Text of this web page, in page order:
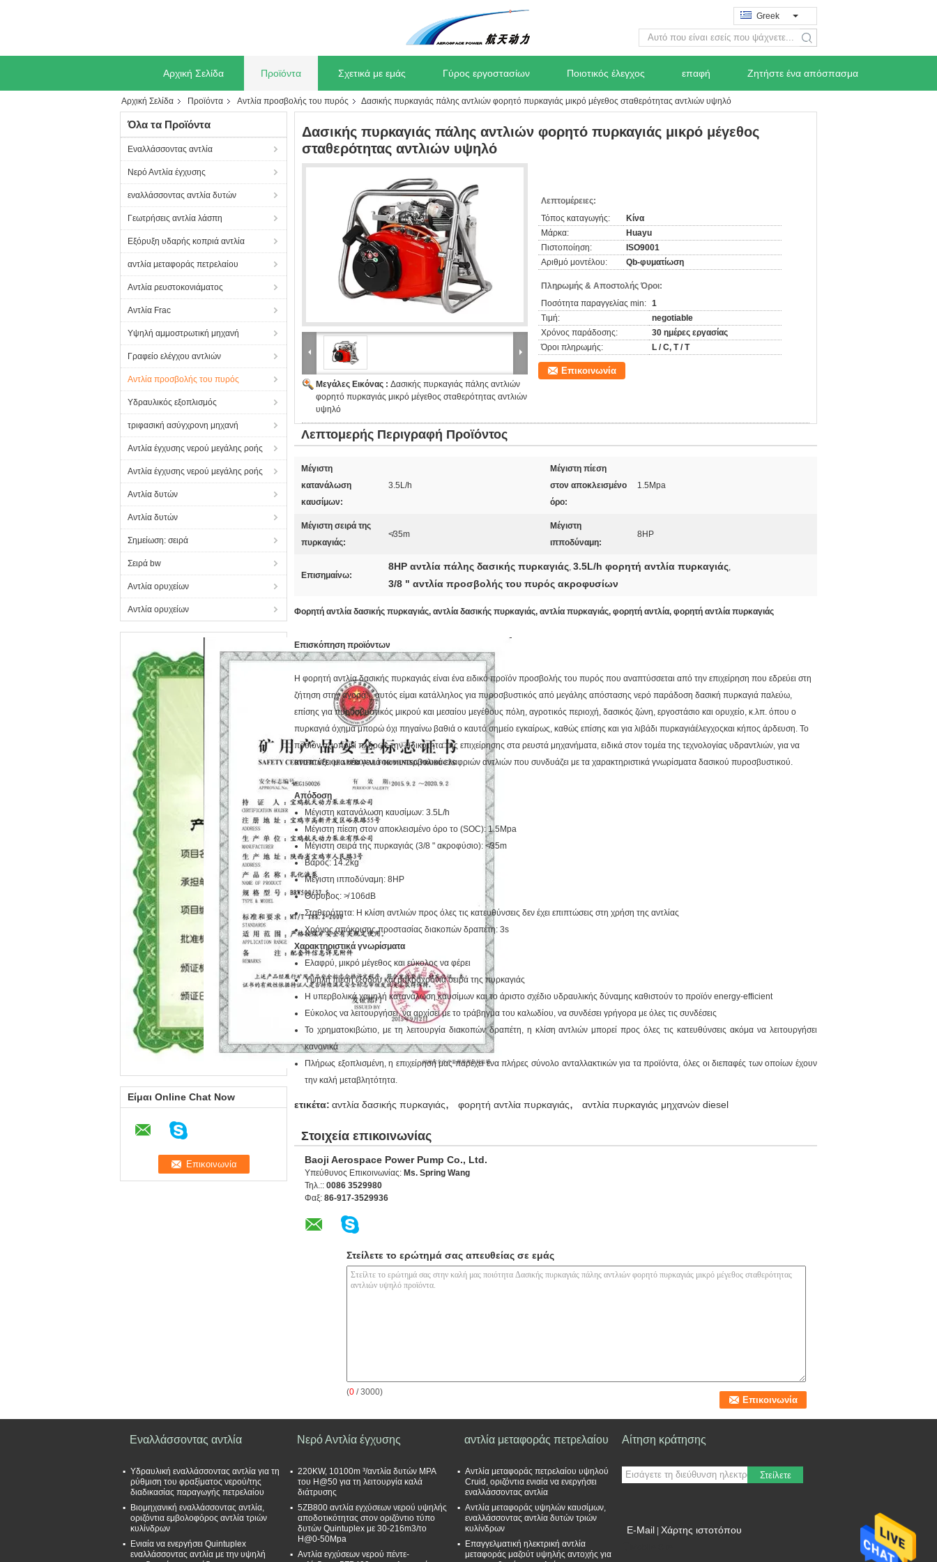
Greek
search
Αρχική Σελίδα Προϊόντα Σχετικά με εμάς Γύρος εργοστασίων Ποιοτικός έλεγχος επαφή Ζητήστε ένα απόσπασμα
Αρχική Σελίδα Προϊόντα Αντλία προσβολής του πυρός Δασικής πυρκαγιάς πάλης αντλιών φορητό πυρκαγιάς μικρό μέγεθος σταθερότητας αντλιών υψηλό
Όλα τα Προϊόντα
Εναλλάσσοντας αντλία
Νερό Αντλία έγχυσης
εναλλάσσοντας αντλία δυτών
Γεωτρήσεις αντλία λάσπη
Εξόρυξη υδαρής κοπριά αντλία
αντλία μεταφοράς πετρελαίου
Αντλία ρευστοκονιάματος
Αντλία Frac
Υψηλή αμμοστρωτική μηχανή
Γραφείο ελέγχου αντλιών
Αντλία προσβολής του πυρός
Υδραυλικός εξοπλισμός
τριφασική ασύγχρονη μηχανή
Αντλία έγχυσης νερού μεγάλης ροής
Αντλία έγχυσης νερού μεγάλης ροής
Αντλία δυτών
Αντλία δυτών
Σημείωση: σειρά
Σειρά bw
Αντλία ορυχείων
Αντλία ορυχείων
Είμαι Online Chat Now
Δασικής πυρκαγιάς πάλης αντλιών φορητό πυρκαγιάς μικρό μέγεθος
σταθερότητας αντλιών υψηλό
Μεγάλες Εικόνας : Δασικής πυρκαγιάς πάλης αντλιών
φορητό πυρκαγιάς μικρό μέγεθος σταθερότητας αντλιών
υψηλό
Λεπτομέρειες:
Τόπος καταγωγής:
Κίνα
Μάρκα:
Huayu
Πιστοποίηση:
ISO9001
Αριθμό μοντέλου:
Qb-φυματίωση
Πληρωμής & Αποστολής Όροι:
Ποσότητα παραγγελίας min: 1
Τιμή:
negotiable
Χρόνος παράδοσης:
30 ημέρες εργασίας
Όροι πληρωμής:
L / C, T / T
Επικοινωνία
Λεπτομερής Περιγραφή Προϊόντος
Μέγιστη
κατανάλωση
καυσίμων:
3.5L/h
Μέγιστη πίεση
στον αποκλεισμένο
όρο:
1.5Mpa
Μέγιστη σειρά της
πυρκαγιάς:
≮35m
Μέγιστη
ιπποδύναμη:
8HP
Επισημαίνω:
8HP αντλία πάλης δασικής πυρκαγιάς, 3.5L/h φορητή αντλία πυρκαγιάς,
3/8 " αντλία προσβολής του πυρός ακροφυσίων
Φορητή αντλία δασικής πυρκαγιάς, αντλία δασικής πυρκαγιάς, αντλία πυρκαγιάς, φορητή αντλία, φορητή αντλία πυρκαγιάς
Επισκόπηση προϊόντων
Η φορητή αντλία δασικής πυρκαγιάς είναι ένα ειδικό προϊόν προσβολής του πυρός που αναπτύσσεται από την επιχείρηση που εδρεύει στη
ζήτηση στην αγορά. _αυτός είμαι κατάλληλος για πυροσβυστικός από μεγάλης απόστασης νερό παράδοση δασική πυρκαγιά παλεύω,
επίσης για πυροσβυστικός μικρού και μεσαίου μεγέθους πόλη, αγροτικός περιοχή, δασικός ζώνη, εργοστάσιο και ορυχείο, κ.λπ. όπου ο
πυρκαγιά όχημα μπορώ όχι πηγαίνω βαθιά ο καυτό σημείο εγκαίρως, καθώς επίσης και για λιβάδι πυρκαγιάέλεγχοςκαι κήπος άρδευση. Το
προϊόν αξιοποιεί πλήρως την ειδικότητα της επιχείρησης στα ρευστά μηχανήματα, ειδικά στον τομέα της τεχνολογίας υδραντλιών, για να
αναπτύξει μια νέα γενιά των υπερβολικά ελαφριών αντλιών που συνδυάζει με τα χαρακτηριστικά γνωρίσματα δασικού πυροσβυστικού.
Απόδοση
Μέγιστη κατανάλωση καυσίμων: 3.5L/h
Μέγιστη πίεση στον αποκλεισμένο όρο το (SOC): 1.5Mpa
Μέγιστη σειρά της πυρκαγιάς (3/8 " ακροφύσιο): ≮35m
Βάρος: 14.2kg
Μέγιστη ιπποδύναμη: 8HP
Θόρυβος: ≯ 106dB
Σταθερότητα: Η κλίση αντλιών προς όλες τις κατευθύνσεις δεν έχει επιπτώσεις στη χρήση της αντλίας
Χρόνος απόκρισης προστασίας διακοπών δραπέτη: 3s
Χαρακτηριστικά γνωρίσματα
Ελαφρύ, μικρό μέγεθος και εύκολος να φέρει
Υψηλή πίεση εξόδου και μακροχρόνια σειρά της πυρκαγιάς
Η υπερβολικά χαμηλή κατανάλωση καυσίμων και το άριστο σχέδιο υδραυλικής δύναμης καθιστούν το προϊόν energy-efficient
Εύκολος να λειτουργήσει, να αρχίσει με το τράβηγμα του καλωδίου, να συνδέσει γρήγορα με όλες τις συνδέσεις
Το χρηματοκιβώτιο, με τη λειτουργία διακοπών δραπέτη, η κλίση αντλιών μπορεί προς όλες τις κατευθύνσεις ακόμα να λειτουργήσει
κανονικά
Πλήρως εξοπλισμένη, η επιχείρησή μας παρέχει ένα πλήρες σύνολο ανταλλακτικών για τα προϊόντα, όλες οι διεπαφές των οποίων έχουν
την καλή μεταβλητότητα.
ετικέτα: αντλία δασικής πυρκαγιάς, φορητή αντλία πυρκαγιάς, αντλία πυρκαγιάς μηχανών diesel
Στοιχεία επικοινωνίας
Baoji Aerospace Power Pump Co., Ltd.
Υπεύθυνος Επικοινωνίας: Ms. Spring Wang
Τηλ.:: 0086 3529980
Φαξ: 86-917-3529936
Στείλετε το ερώτημά σας απευθείας σε εμάς
(0 / 3000)
Εναλλάσσοντας αντλία
Υδραυλική εναλλάσσοντας αντλία για τη
ρύθμιση του φραξίματος νερού/της
διαδικασίας παραγωγής πετρελαίου
Βιομηχανική εναλλάσσοντας αντλία,
οριζόντια εμβολοφόρος αντλία τριών
κυλίνδρων
Ενιαία να ενεργήσει Quintuplex
εναλλάσσοντας αντλία με την υψηλή
Νερό Αντλία έγχυσης
220KW, 10100m ³/αντλία δυτών MPA
του H@50 για τη λειτουργία καλά
διάτρυσης
5ZB800 αντλία εγχύσεων νερού υψηλής
αποδοτικότητας στον οριζόντιο τύπο
δυτών Quintuplex με 30-216m3/το
H@0-50Mpa
Αντλία εγχύσεων νερού πέντε-
αντλία μεταφοράς πετρελαίου
Αντλία μεταφοράς πετρελαίου υψηλού
Cruid, οριζόντια ενιαία να ενεργήσει
εναλλάσσοντας αντλία
Αντλία μεταφοράς υψηλών καυσίμων,
εναλλάσσοντας αντλία δυτών τριών
κυλίνδρων
Επαγγελματική ηλεκτρική αντλία
μεταφοράς μαζούτ υψηλής αντοχής για
Αίτηση κράτησης
Στείλετε
E-Mail Χάρτης ιστοτόπου